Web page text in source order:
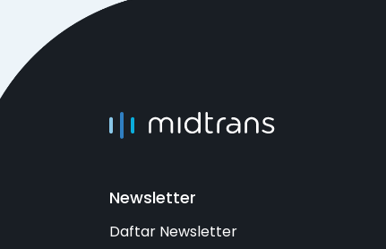
Newsletter
Daftar Newsletter